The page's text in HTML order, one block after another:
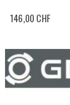
146,00 CHF